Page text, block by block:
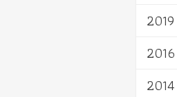
2019
2016
2014